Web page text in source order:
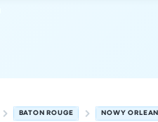
BATON ROUGE NOWY ORLEAN